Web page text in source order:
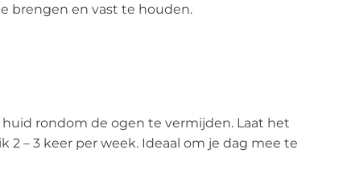
brengen en vast te houden.
rondom de ogen te vermijden. Laat het
– 3 keer per week. Ideaal om je dag mee te